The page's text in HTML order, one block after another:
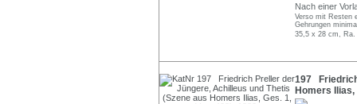
Nach einer
Verso mit Resten
Gehrungen
35,5 x 28 cm,
197
Homers Ilias,